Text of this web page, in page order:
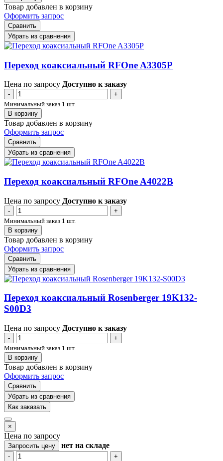
Товар добавлен в корзину
Оформить запрос
Сравнить
Убрать из сравнения
Переход коаксиальный RFOne A3305P
Цена по запросу Доступно к заказу
-
+
Минимальный заказ 1 шт.
В корзину
Товар добавлен в корзину
Оформить запрос
Сравнить
Убрать из сравнения
Переход коаксиальный RFOne A4022B
Цена по запросу Доступно к заказу
-
+
Минимальный заказ 1 шт.
В корзину
Товар добавлен в корзину
Оформить запрос
Сравнить
Убрать из сравнения
Переход коаксиальный Rosenberger 19K132-
S00D3
Цена по запросу Доступно к заказу
-
+
Минимальный заказ 1 шт.
В корзину
Товар добавлен в корзину
Оформить запрос
Сравнить
Убрать из сравнения
Как заказать
×
Цена по запросу
Запросить цену нет на складе
- +